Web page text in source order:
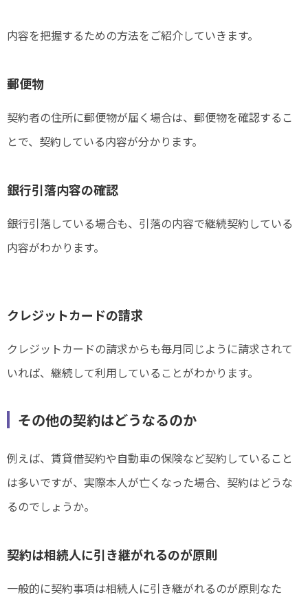
内容を把握するための方法をご紹介していきます。
郵便物
契約者の住所に郵便物が届く場合は、郵便物を確認するこ
とで、契約している内容が分かります。
銀行引落内容の確認
銀行引落している場合も、引落の内容で継続契約している
内容がわかります。
クレジットカードの請求
クレジットカードの請求からも毎月同じように請求されて
いれば、継続して利用していることがわかります。
その他の契約はどうなるのか
例えば、賃貸借契約や自動車の保険など契約していること
は多いですが、実際本人が亡くなった場合、契約はどうな
るのでしょうか。
契約は相続人に引き継がれるのが原則
一般的に契約事項は相続人に引き継がれるのが原則なた